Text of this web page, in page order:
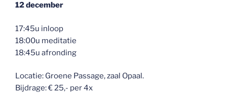
12 december
17:45u inloop
18:00u meditatie
18:45u afronding
Locatie: Groene Passage, zaal Opaal.
Bijdrage: € 25,- per 4x